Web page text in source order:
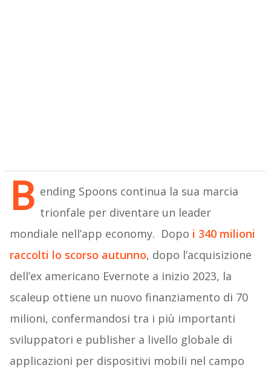
B ending Spoons continua la sua marcia
trionfale per diventare un leader
mondiale nell’app economy. Dopo i 340 milioni
raccolti lo scorso autunno, dopo l’acquisizione
dell’ex americano Evernote a inizio 2023, la
scaleup ottiene un nuovo finanziamento di 70
milioni, confermandosi tra i più importanti
sviluppatori e publisher a livello globale di
applicazioni per dispositivi mobili nel campo